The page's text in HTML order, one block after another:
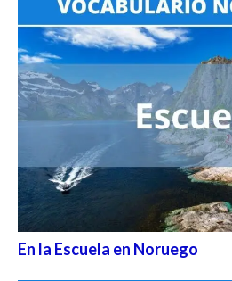
En la Escuela en Noruego